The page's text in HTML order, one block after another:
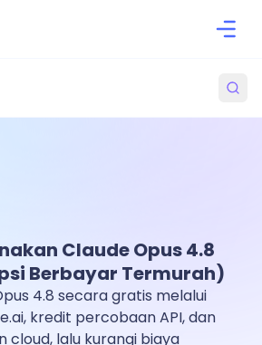
Claude Opus 4.8
Berbayar Termurah)
4.8 secara gratis melalui
kredit percobaan API, dan
lalu kurangi biaya